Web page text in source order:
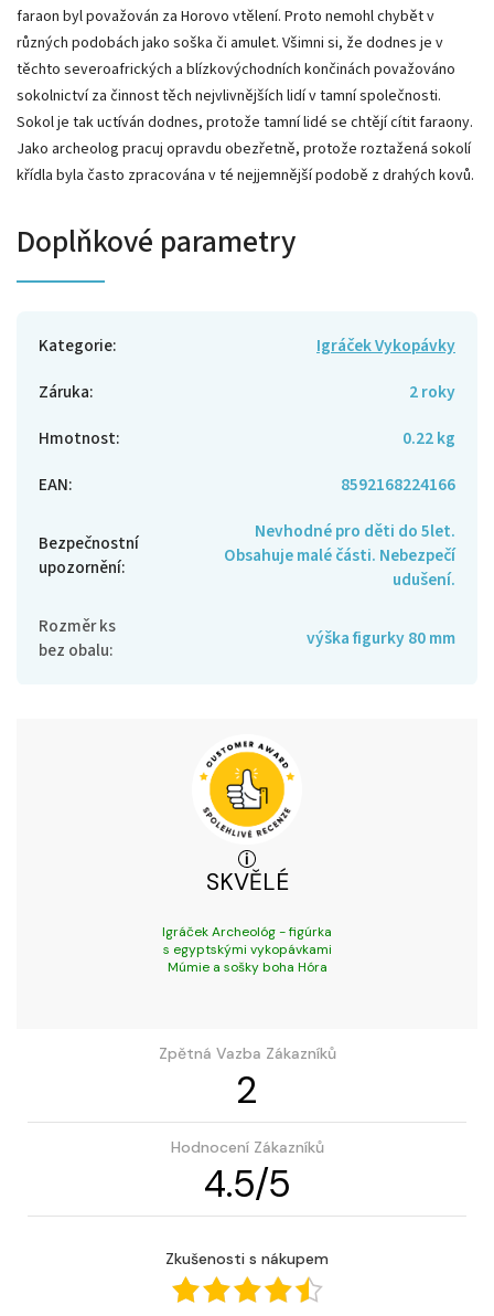
faraon byl považován za Horovo vtělení. Proto nemohl chybět v
různých podobách jako soška či amulet. Všimni si, že dodnes je v
těchto severoafrických a blízkovýchodních končinách považováno
sokolnictví za činnost těch nejvlivnějších lidí v tamní společnosti.
Sokol je tak uctíván dodnes, protože tamní lidé se chtějí cítit faraony.
Jako archeolog pracuj opravdu obezřetně, protože roztažená sokolí
křídla byla často zpracována v té nejjemnější podobě z drahých kovů.
Doplňkové parametry
Kategorie:
Igráček Vykopávky
Záruka:
2 roky
Hmotnost:
0.22 kg
EAN: 8592168224166
Bezpečnostní
upozornění:
Nevhodné pro děti do 5let.
Obsahuje malé části. Nebezpečí
udušení.
Rozměr ks
bez obalu: výška figurky 80 mm
SKVĚLÉ
Igráček Archeológ - figúrka
s egyptskými vykopávkami
Múmie a sošky boha Hóra
Zpětná Vazba Zákazníků
2
Hodnocení Zákazníků
4.5/5
Zkušenosti s nákupem